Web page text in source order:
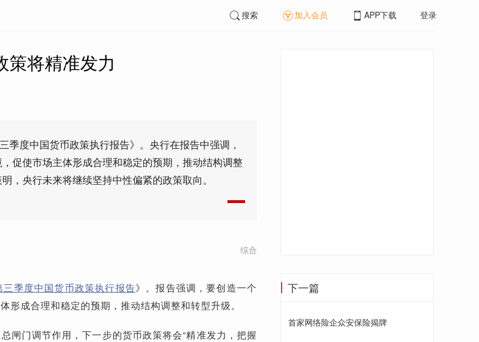
搜索 加入会员 APP下载 登录
策将精准发力
季度中国货币政策执行报告》。央行在报告中强调，
促使市场主体形成合理和稳定的预期，推动结构调整
，央行未来将继续坚持中性偏紧的政策取向。
综合
季度中国货币政策执行报告》。报告强调，要创造一个
形成合理和稳定的预期，推动结构调整和转型升级。
闸门调节作用，下一步的货币政策将会“精准发力，把握
下一篇
首家网络险企众安保险揭牌